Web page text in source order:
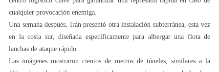
cualquier provocación enemiga.
Una semana después, Irán presentó otra instalación subterránea, esta vez
en la costa sur, diseñada específicamente para albergar una flota de
lanchas de ataque rápido.
Las imágenes mostraron cientos de metros de túneles, similares a la